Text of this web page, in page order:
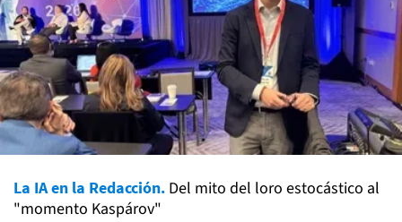
La IA en la Redacción. Del mito del loro estocástico al
"momento Kaspárov"